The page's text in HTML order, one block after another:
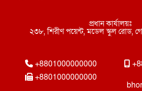
প্রধান কার্যালয়ঃ
২৩৮, শিরীণ পয়েন্ট, মডেল স্কুল রোড,
+8801000000000
+8801000000000